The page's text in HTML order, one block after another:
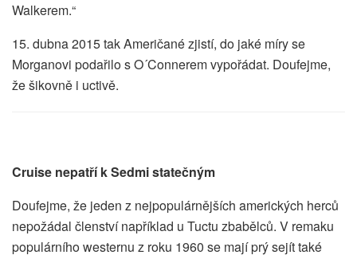
Walkerem.“
15. dubna 2015 tak Američané zjistí, do jaké míry se
Morganovi podařilo s O´Connerem vypořádat. Doufejme,
že šikovně i uctivě.
Cruise nepatří k Sedmi statečným
Doufejme, že jeden z nejpopulárnějších amerických herců
nepožádal členství například u Tuctu zbabělců. V remaku
populárního westernu z roku 1960 se mají prý sejít také